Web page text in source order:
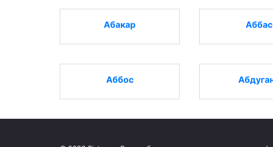
Абакар Аббас
Аббос